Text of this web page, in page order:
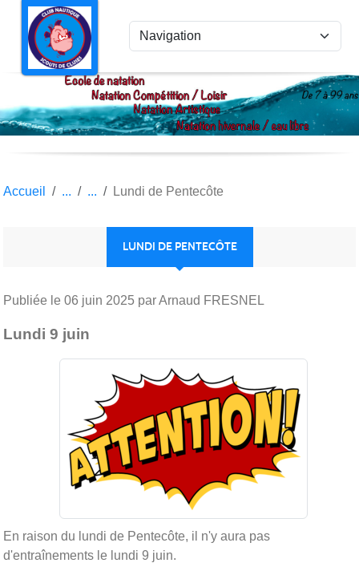
Accueil Lundi de Pentecôte
LUNDI DE PENTECÔTE
Publiée le 06 juin 2025 par Arnaud FRESNEL
Lundi 9 juin
En raison du lundi de Pentecôte, il n'y aura pas
d'entraînements le lundi 9 juin.
Panneau de gestion des cookies